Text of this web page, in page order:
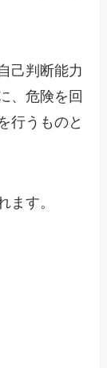
己判断能力
、危険を回
行うものと
ます。